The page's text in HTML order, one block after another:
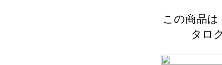
この商品は
タロ